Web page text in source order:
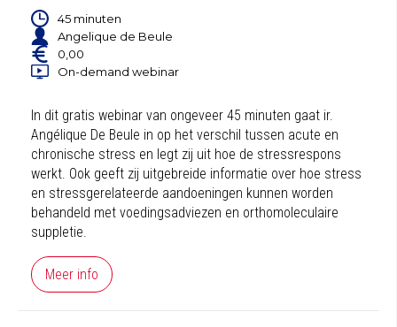
45 minuten
Angelique de Beule
0,00
On-demand webinar
In dit gratis webinar van ongeveer 45 minuten gaat ir.
Angélique De Beule in op het verschil tussen acute en
chronische stress en legt zij uit hoe de stressrespons
werkt. Ook geeft zij uitgebreide informatie over hoe stress
en stressgerelateerde aandoeningen kunnen worden
behandeld met voedingsadviezen en orthomoleculaire
suppletie.
Meer info